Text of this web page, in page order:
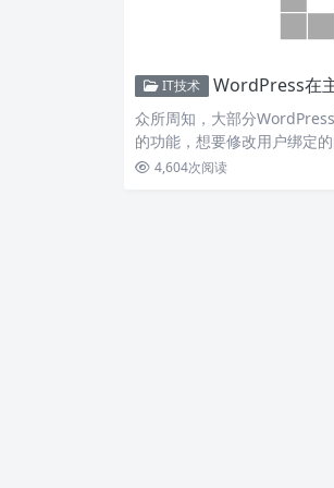
IT技术 WordPress在主题
众所周知，大部分
的功能，想要修改用户绑定
个人资…
4,604次阅读